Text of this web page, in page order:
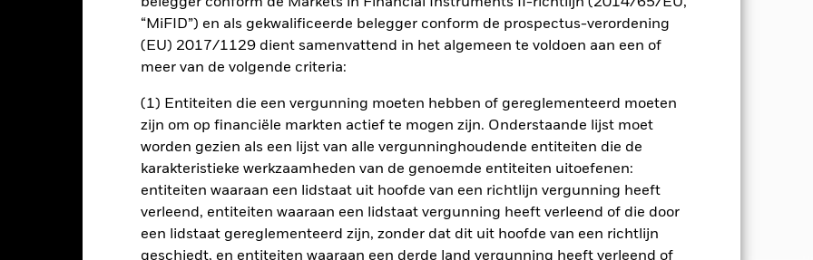
“MiFID”) en als gekwalificeerde belegger conform de prospectus-verordening
(EU) 2017/1129 dient samenvattend in het algemeen te voldoen aan een of
meer van de volgende criteria:
(1) Entiteiten die een vergunning moeten hebben of gereglementeerd moeten
zijn om op financiële markten actief te mogen zijn. Onderstaande lijst moet
worden gezien als een lijst van alle vergunninghoudende entiteiten die de
karakteristieke werkzaamheden van de genoemde entiteiten uitoefenen:
entiteiten waaraan een lidstaat uit hoofde van een richtlijn vergunning heeft
verleend, entiteiten waaraan een lidstaat vergunning heeft verleend of die door
een lidstaat gereglementeerd zijn, zonder dat dit uit hoofde van een richtlijn
geschiedt, en entiteiten waaraan een derde land vergunning heeft verleend of
te verwezenlijken door indirecte blootstelling te verkrijgen aan een breed scala aan
aan aandelen gerelateerde effecten, vastrentende waarden en aan vastrentende waarden gerelateerde
en zeer liquide instrumenten. De blootstelling aan deze activaklassen wordt gerealiseerd door te
van een geconcentreerde portefeuille van gemeenschappelijke beleggingsfondsen met een
Group. Indien dit passend wordt geacht, kan het Fonds rechtstreeks beleggen in derivaten en zeer
de portefeuille van het Fonds te handhaven, zal de blootstelling aan de onderliggende activa variëren
Met het oog op het groeigerichte risicoprofiel streeft het Fonds ernaar de blootstelling aan aandelen en
normale marktomstandigheden hoger te houden dan fondsen met een lager risicoprofiel, die in de